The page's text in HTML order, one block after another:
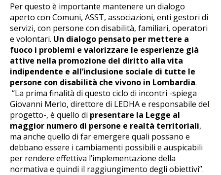
Per questo è importante mantenere un dialogo
aperto con Comuni, ASST, associazioni, enti gestori di
servizi, con persone con disabilità, familiari, operatori
e volontari. Un dialogo pensato per mettere a
fuoco i problemi e valorizzare le esperienze già
attive nella promozione del diritto alla vita
indipendente e all’inclusione sociale di tutte le
persone con disabilità che vivono in Lombardia.
“La prima finalità di questo ciclo di incontri -spiega
Giovanni Merlo, direttore di LEDHA e responsabile del
progetto-, è quello di presentare la Legge al
maggior numero di persone e realtà territoriali,
ma anche quello di far emergere quali possano e
debbano essere i cambiamenti possibili e auspicabili
per rendere effettiva l’implementazione della
normativa e quindi il raggiungimento degli obiettivi”.